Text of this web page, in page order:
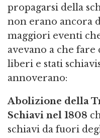
propagarsi della
non erano ancora
maggiori eventi
avevano a che
liberi e stati
annoverano:
Abolizione della
Schiavi nel 1808
schiavi da fuori